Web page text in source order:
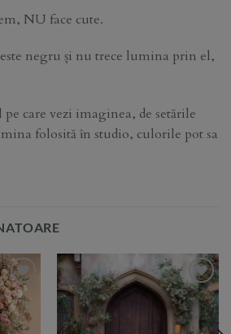
NU face cute.
negru și nu trece lumina prin el,
care vezi imaginea, de setările
folosită în studio, culorile pot sa
Add to
Add to
Wishlist